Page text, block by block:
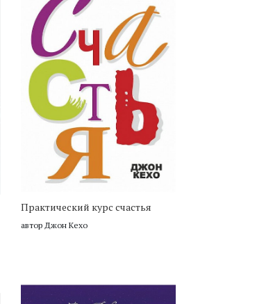
Практический курс счастья
автор Джон Кехо